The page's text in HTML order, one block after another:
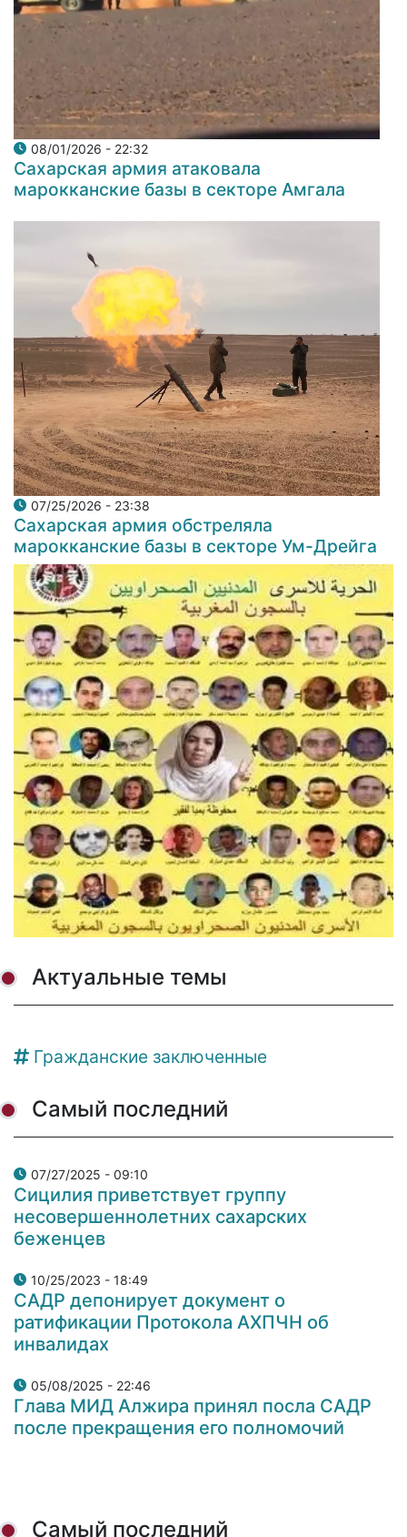
08/01/2026 - 22:32
Сахарская армия атаковала
марокканские базы в секторе Амгала
07/25/2026 - 23:38
Сахарская армия обстреляла
марокканские базы в секторе Ум-Дрейга
Актуальные темы
Гражданские заключенные
Самый последний
07/27/2025 - 09:10
Сицилия приветствует группу
несовершеннолетних сахарских
беженцев
10/25/2023 - 18:49
САДР депонирует документ о
ратификации Протокола АХПЧН об
инвалидах
05/08/2025 - 22:46
Глава МИД Алжира принял посла САДР
после прекращения его полномочий
Самый последний